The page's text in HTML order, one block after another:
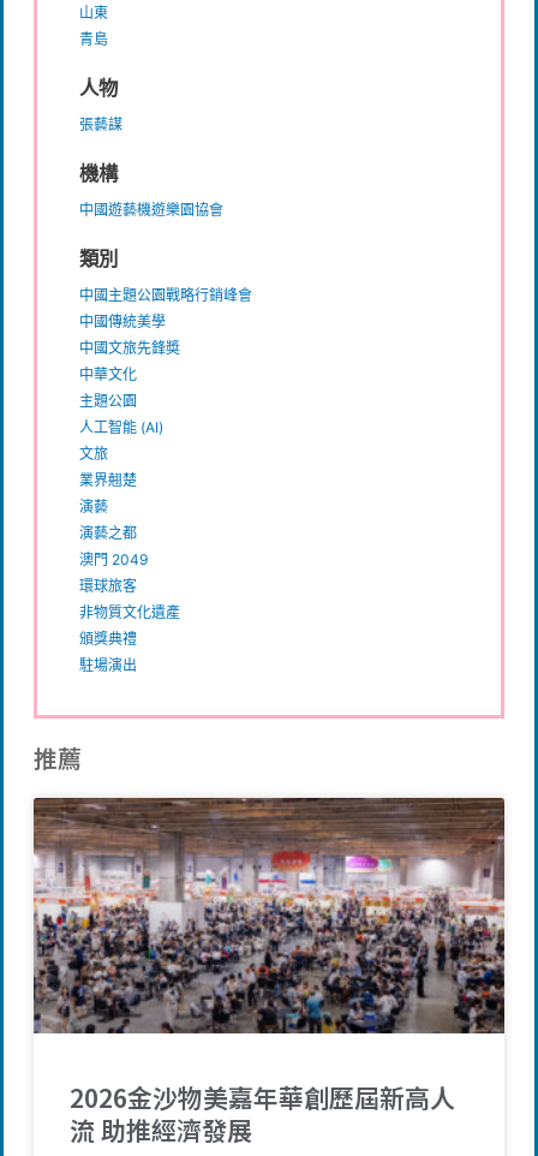
山東
青島
人物
張藝謀
機構
中國遊藝機遊樂園協會
類別
中國主題公園戰略行銷峰會
中國傳統美學
中國文旅先鋒奬
中華文化
主題公園
人工智能 (AI)
文旅
業界翹楚
演藝
演藝之都
澳門 2049
環球旅客
非物質文化遺產
頒獎典禮
駐場演出
推薦
2026金沙物美嘉年華創歷屆新高人
流 助推經濟發展